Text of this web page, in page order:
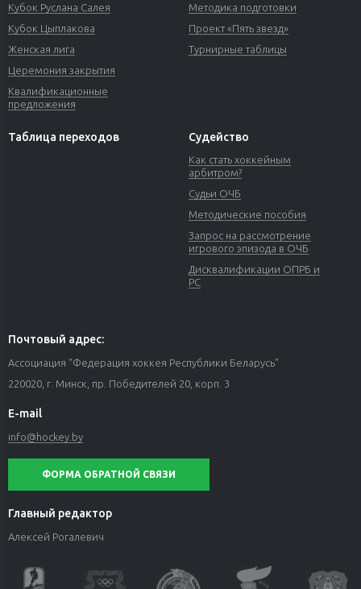
Кубок Руслана Салея
Кубок Цыплакова
Женская лига
Церемония закрытия
Квалификационные
предложения
Методика подготовки
Проект «Пять звезд»
Турнирные таблицы
Таблица переходов Судейство
Как стать хоккейным
арбитром?
Судьи ОЧБ
Методические пособия
Запрос на рассмотрение
игрового эпизода в ОЧБ
Дисквалификации ОПРБ и
РС
Почтовый адрес:
Ассоциация "Федерация хоккея Республики Беларусь"
220020, г. Минск, пр. Победителей 20, корп. 3
E-mail
info@hockey.by
ФОРМА ОБРАТНОЙ СВЯЗИ
Главный редактор
Алексей Рогалевич